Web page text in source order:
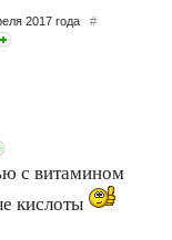
2017 года #
с витамином
кислоты